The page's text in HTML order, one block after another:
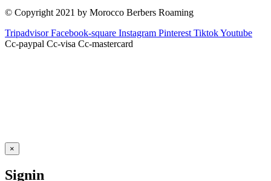
© Copyright 2021 by Morocco Berbers Roaming
Tripadvisor Facebook-square Instagram Pinterest TiktokYoutube
Cc-paypal Cc-visa Cc-mastercard
×
Signin